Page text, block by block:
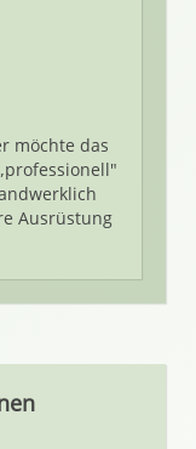
möchte das
Ausrüstung